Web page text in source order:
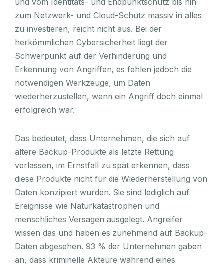
zum Netzwerk- und Cloud-Schutz massiv in alles
zu investieren, reicht nicht aus. Bei der
herkömmlichen Cybersicherheit liegt der
Schwerpunkt auf der Verhinderung und
Erkennung von Angriffen, es fehlen jedoch die
notwendigen Werkzeuge, um Daten
wiederherzustellen, wenn ein Angriff doch einmal
erfolgreich war.
Das bedeutet, dass Unternehmen, die sich auf
ältere Backup-Produkte als letzte Rettung
verlassen, im Ernstfall zu spät erkennen, dass
diese Produkte nicht für die Wiederherstellung von
Daten konzipiert wurden. Sie sind lediglich auf
Ereignisse wie Naturkatastrophen und
menschliches Versagen ausgelegt. Angreifer
wissen das und haben es zunehmend auf Backup-
Daten abgesehen. 93 % der Unternehmen gaben
an, dass kriminelle Akteure während eines